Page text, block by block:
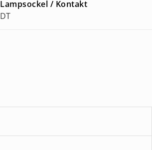
Lampsockel / Kontakt
DT